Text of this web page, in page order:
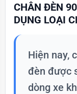
CHÂN ĐÈN
DỤNG LOẠI
Hiện nay,
đèn được
dòng xe